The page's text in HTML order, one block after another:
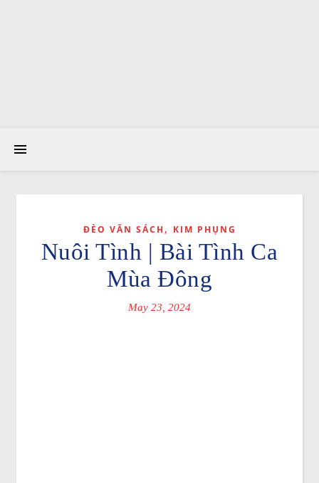
ĐÈO VĂN SÁCH , KIM PHỤNG
Nuôi Tình | Bài Tình Ca
Mùa Đông
May 23, 2024